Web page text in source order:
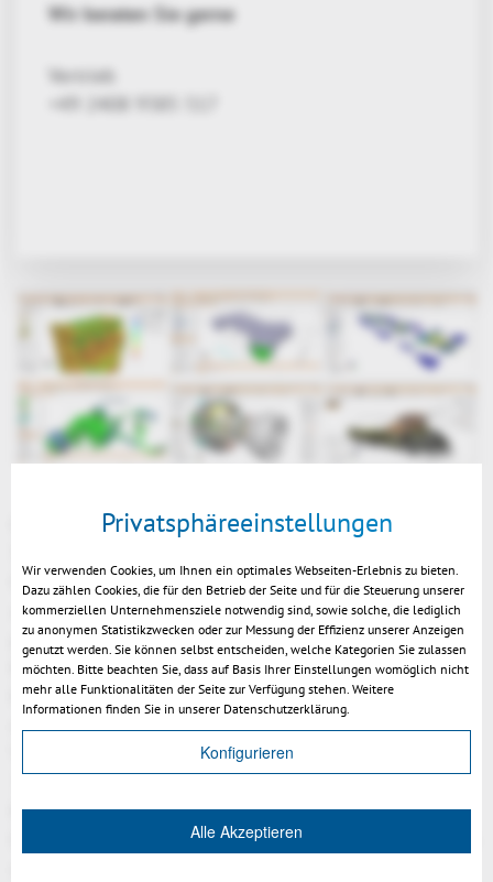
Wir beraten Sie gerne
Vertrieb
+49 2408 9385 517
Oft sind nur das schnelle Laden, einige Maße und
Oberflächenberechnung gefragt – manchmal aber
auch anspruchsvollere Untersuchungen, wie die
projizierte Fläche, Wandstärkenanalyse, die
Bestimmung von Entformungsrichtungen und
Entformungsschrägen – und natürlich immer wieder
der geometrische Vergleich von Versionen und
Varianten. All diese Aufgaben können mit der
3DViewStation durchgeführt werden. Bei großen
Baugruppen nutzen unsere Kunden die Möglichkeit,
Daten in das interne 3DVS Format zu konvertieren, so
Privatsphäreeinstellungen
Wir verwenden Cookies, um Ihnen ein optimales Webseiten-Erlebnis zu bieten.
Dazu zählen Cookies, die für den Betrieb der Seite und für die Steuerung unserer
kommerziellen Unternehmensziele notwendig sind, sowie solche, die lediglich
zu anonymen Statistikzwecken oder zur Messung der Effizienz unserer Anzeigen
genutzt werden. Sie können selbst entscheiden, welche Kategorien Sie zulassen
möchten. Bitte beachten Sie, dass auf Basis Ihrer Einstellungen womöglich nicht
mehr alle Funktionalitäten der Seite zur Verfügung stehen. Weitere
Informationen finden Sie in unserer Datenschutzerklärung.
Konfigurieren
Alle Akzeptieren